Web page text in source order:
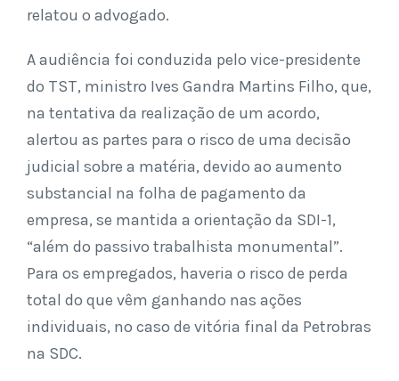
relatou o advogado.
A audiência foi conduzida pelo vice-presidente
do TST, ministro Ives Gandra Martins Filho, que,
na tentativa da realização de um acordo,
alertou as partes para o risco de uma decisão
judicial sobre a matéria, devido ao aumento
substancial na folha de pagamento da
empresa, se mantida a orientação da SDI-1,
“além do passivo trabalhista monumental”.
Para os empregados, haveria o risco de perda
total do que vêm ganhando nas ações
individuais, no caso de vitória final da Petrobras
na SDC.